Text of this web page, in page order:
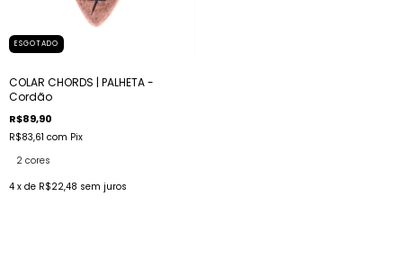
ESGOTADO
COLAR CHORDS | PALHETA -
Cordão
R$89,90
R$83,61 com Pix
2 cores
4 x de R$22,48 sem juros